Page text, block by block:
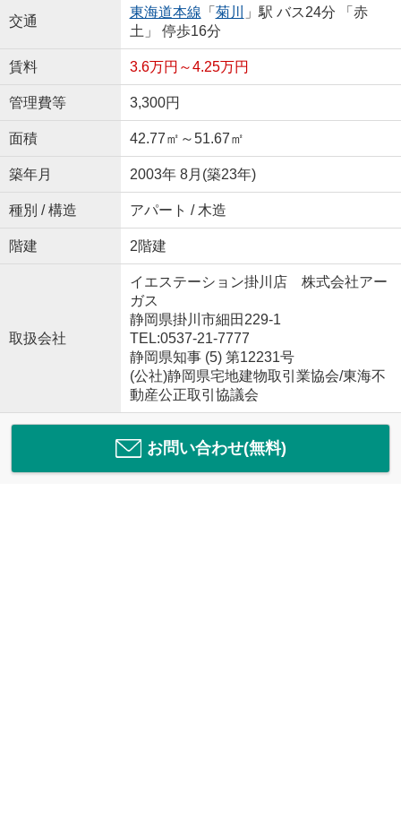
交通
東海道本線 「 菊川
」駅 バス24分 「赤
土」 停歩16分
賃料 3.6万円～4.25万円
管理費等 3,300円
面積 42.77㎡～51.67㎡
築年月 2003年 8月(築23年)
種別 / 構造 アパート / 木造
階建 2階建
取扱会社
イエステーション掛川店 株式会社アー
ガス
静岡県掛川市細田229-1
TEL:0537-21-7777
静岡県知事 (5) 第12231号
(公社)静岡県宅地建物取引業協会/東海不
動産公正取引協議会
お問い合わせ(無料)